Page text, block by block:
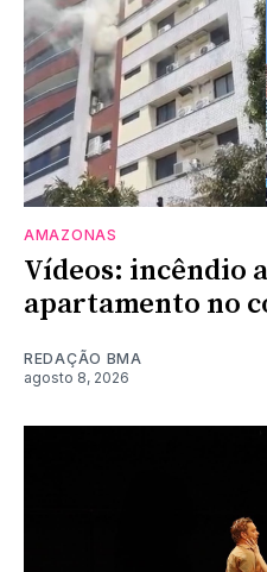
AMAZONAS
Vídeos: incêndio
apartamento no
REDAÇÃO BMA
agosto 8, 2026